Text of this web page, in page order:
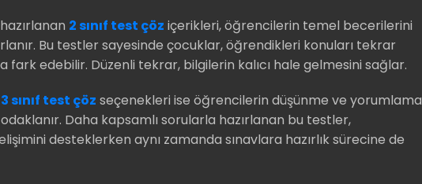
2 sınıf test çöz içerikleri, öğrencilerin temel becerilerini
Bu testler sayesinde çocuklar, öğrendikleri konuları tekrar
fark edebilir. Düzenli tekrar, bilgilerin kalıcı hale gelmesini sağlar.
3 sınıf test çöz seçenekleri ise öğrencilerin düşünme ve yorumlama
Daha kapsamlı sorularla hazırlanan bu testler,
desteklerken aynı zamanda sınavlara hazırlık sürecine de